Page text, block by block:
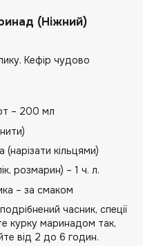
(Ніжний)
Кефір чудово
– 200 мл
кільцями)
розмарин) – 1 ч. л.
– за смаком
часник, спеції
курку маринадом так,
від 2 до 6 годин.